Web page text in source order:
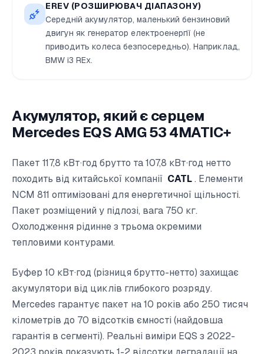
EREV (РОЗШИРЮВАЧ ДІАПАЗОНУ)
Середній акумулятор, маленький бензиновий
двигун як генератор електроенергії (не
приводить колеса безпосередньо). Наприклад,
BMW i3 REx.
Акумулятор, який є серцем
Mercedes EQS AMG 53 4MATIC+
Пакет 117,8 кВт·год брутто та 107,8 кВт·год нетто
походить від китайської компанії CATL. Елементи
NCM 811 оптимізовані для енергетичної щільності.
Пакет розміщений у підлозі, вага 750 кг.
Охолодження рідинне з трьома окремими
тепловими контурами.
Буфер 10 кВт·год (різниця брутто-нетто) захищає
акумулятори від циклів глибокого розряду.
Mercedes гарантує пакет на 10 років або 250 тисяч
кілометрів до 70 відсотків ємності (найдовша
гарантія в сегменті). Реальні виміри EQS з 2022-